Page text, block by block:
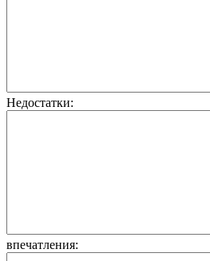
Недостатки:
впечатления: